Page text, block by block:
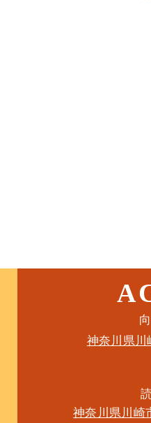
このイ
神奈川県川
神奈川県川崎